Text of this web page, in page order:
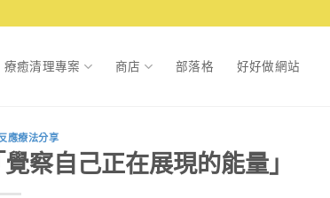
療癒清理專案 商店 部落格 好好做網站
應療法分享
察自己正在展現的能量」